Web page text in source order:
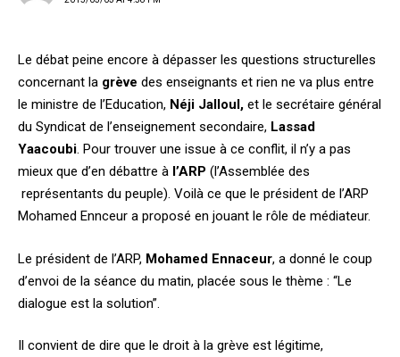
Le débat peine encore à dépasser les questions structurelles
concernant la grève des enseignants et rien ne va plus entre
le ministre de l’Education, Néji Jalloul, et le secrétaire général
du Syndicat de l’enseignement secondaire, Lassad
Yaacoubi. Pour trouver une issue à ce conflit, il n’y a pas
mieux que d’en débattre à l’ARP (l’Assemblée des
représentants du peuple). Voilà ce que le président de l’ARP
Mohamed Ennceur a proposé en jouant le rôle de médiateur.
Le président de l’ARP, Mohamed Ennaceur, a donné le coup
d’envoi de la séance du matin, placée sous le thème : “Le
dialogue est la solution”.
Il convient de dire que le droit à la grève est légitime,